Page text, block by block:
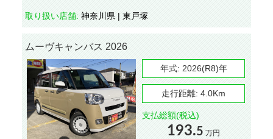
取り扱い店舗: 神奈川県 | 東戸塚
ムーヴキャンバス 2026
年式: 2026(R8)年
走行距離: 4.0Km
支払総額(税込)
193.5 万円